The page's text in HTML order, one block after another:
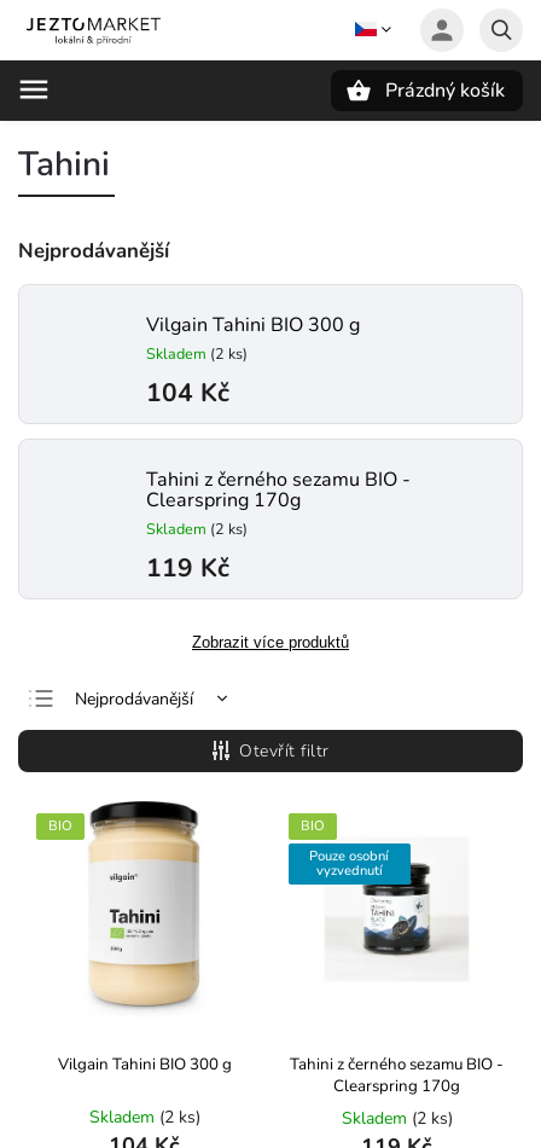
Prázdný košík
Tahini
Nejprodávanější
Vilgain Tahini BIO 300 g
Skladem (2 ks)
104 Kč
Tahini z černého sezamu BIO -
Clearspring 170g
Skladem (2 ks)
119 Kč
Zobrazit více produktů
Nejprodávanější
Nejlevnější
Nejdražší
Abecedně
Otevřít filtr
BIO
Vilgain Tahini BIO 300 g
Skladem (2 ks)
BIO
Pouze osobní
vyzvednutí
Tahini z černého sezamu BIO -
Clearspring 170g
Skladem (2 ks)